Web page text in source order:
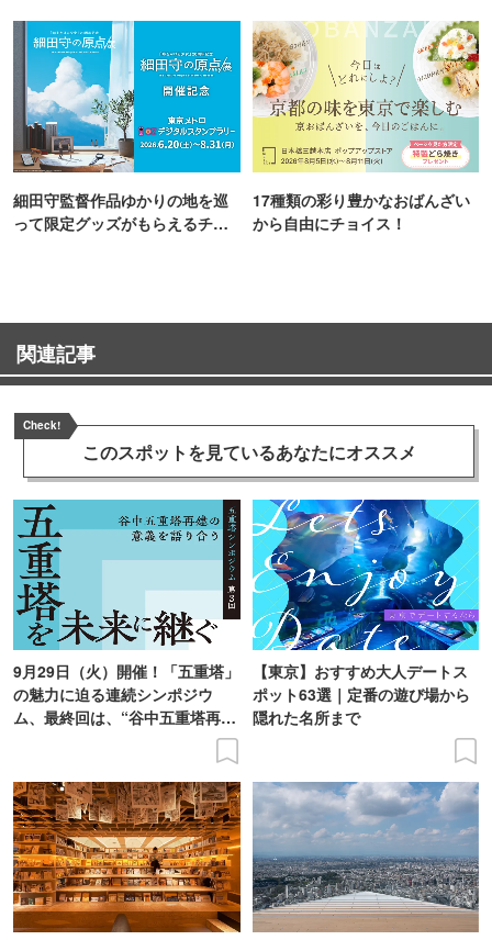
細田守監督作品ゆかりの地を巡
って限定グッズがもらえるチャ
17種類の彩り豊かなおばんざい
から自由にチョイス！
関連記事
Check!
このスポットを見ているあなたにオススメ
9月29日（火）開催！「五重塔」
の魅力に迫る連続シンポジウ
ム、最終回は、“谷中五重塔再建
【東京】おすすめ大人デートス
ポット63選｜定番の遊び場から
隠れた名所まで